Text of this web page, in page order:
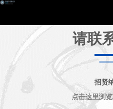
请联
招贤
点击这里浏